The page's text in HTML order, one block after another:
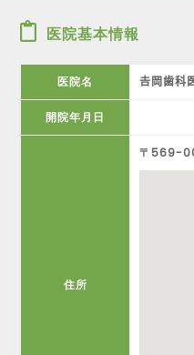
医院基本情報
医院名 𠮷岡歯科
開院年月日
住所
〒569-